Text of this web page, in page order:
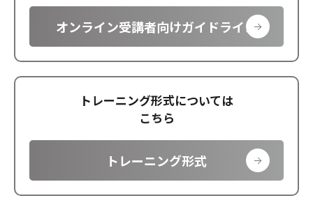
オンライン受講者向けガイドライン
トレーニング形式については
こちら
トレーニング形式